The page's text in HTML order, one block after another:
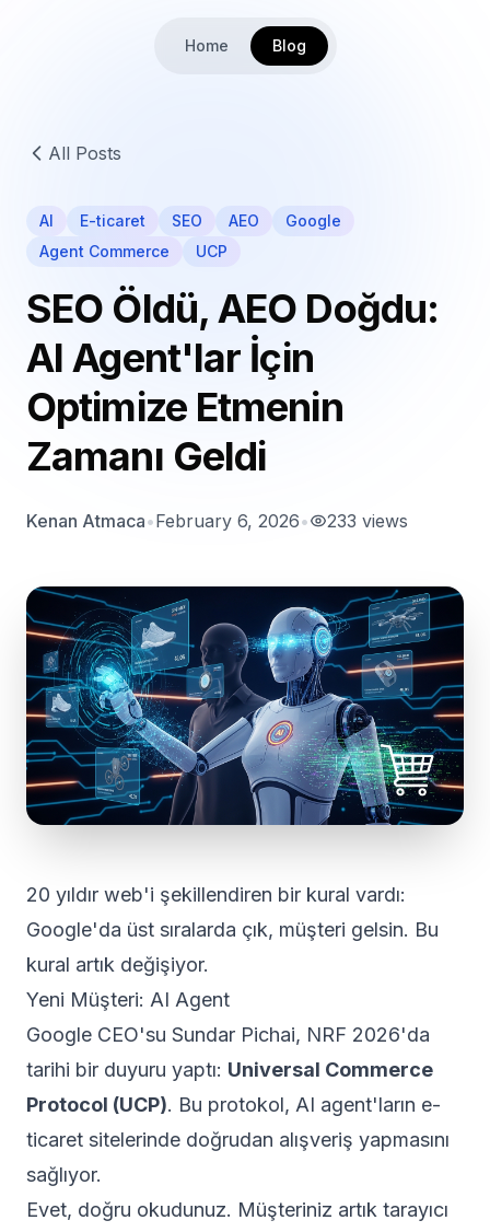
Home Blog
All Posts
AI E-ticaret SEO AEO
Google
Agent Commerce
UCP
SEO Öldü, AEO Doğdu:
AI Agent'lar İçin
Optimize Etmenin
Zamanı Geldi
Kenan Atmaca•February 6, 2026• 233 views
20 yıldır web'i şekillendiren bir kural vardı:
Google'da üst sıralarda çık, müşteri gelsin. Bu
kural artık değişiyor.
Yeni Müşteri: AI Agent
Google CEO'su Sundar Pichai, NRF 2026'da
tarihi bir duyuru yaptı: Universal Commerce
Protocol (UCP). Bu protokol, AI agent'ların e-
ticaret sitelerinde doğrudan alışveriş yapmasını
sağlıyor.
Evet, doğru okudunuz. Müşteriniz artık tarayıcı